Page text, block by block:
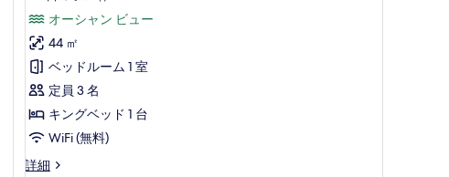
の
す
べ
て
の
写
真
シ
ー
ビ
ュ
ー
の
細
1
King
Bed,
Sea
View
の
す
べ
コ
ミ
26
件)
オーシャン ビュー
44 ㎡
ベッドルーム 1 室
定員 3 名
キングベッド 1 台
WiFi (無料)
詳細
Grand